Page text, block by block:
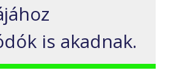
is akadnak.